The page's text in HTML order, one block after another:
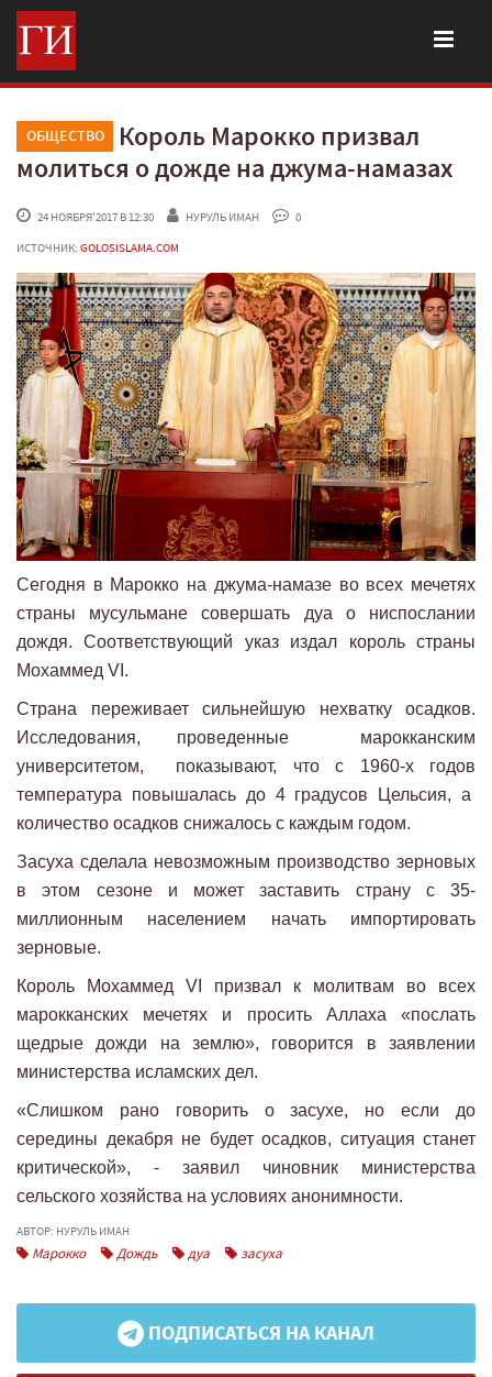
ОБЩЕСТВО
Король Марокко призвал
молиться о дожде на джума-намазах
24 НОЯБРЯ'2017 В 12:30 НУРУЛЬ ИМАН
0
ИСТОЧНИК: GOLOSISLAMA.COM
Сегодня в Марокко на джума-намазе во всех мечетях
страны мусульмане совершать дуа о ниспослании
дождя. Соответствующий указ издал король страны
Мохаммед VI.
Страна переживает сильнейшую нехватку осадков.
Исследования, проведенные марокканским
университетом, показывают, что с 1960-х годов
температура повышалась до 4 градусов Цельсия, а
количество осадков снижалось с каждым годом.
Засуха сделала невозможным производство зерновых
в этом сезоне и может заставить страну с 35-
миллионным населением начать импортировать
зерновые.
Король Мохаммед VI призвал к молитвам во всех
марокканских мечетях и просить Аллаха «послать
щедрые дожди на землю», говорится в заявлении
министерства исламских дел.
«Слишком рано говорить о засухе, но если до
середины декабря не будет осадков, ситуация станет
критической», - заявил чиновник министерства
сельского хозяйства на условиях анонимности.
АВТОР: НУРУЛЬ ИМАН
Марокко Дождь дуа засуха
ПОДПИСАТЬСЯ НА КАНАЛ